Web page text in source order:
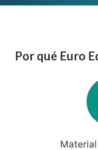
Por qué Euro